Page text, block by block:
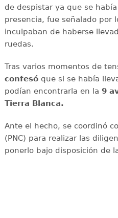
de despistar ya que se
presencia, fue señalado por
inculpaban de haberse
ruedas.
Tras varios momentos de
confesóque si se había
podían encontrarla en la 9
Tierra Blanca.
Ante el hecho, se coordinó
(PNC) para realizar las
ponerlo bajo disposición de